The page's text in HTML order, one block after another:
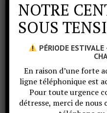
NOTRE
SOUS
PÉRIODE
En raison d’une forte
ligne téléphonique est
Pour toute urgence
détresse, merci de nous